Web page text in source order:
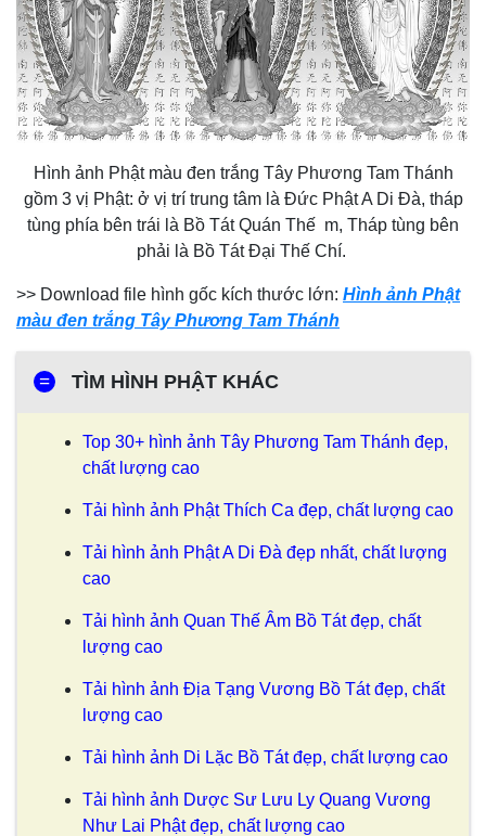
Hình ảnh Phật màu đen trắng Tây Phương Tam Thánh
gồm 3 vị Phật: ở vị trí trung tâm là Đức Phật A Di Đà, tháp
tùng phía bên trái là Bồ Tát Quán Thế m, Tháp tùng bên
phải là Bồ Tát Đại Thế Chí.
>> Download file hình gốc kích thước lớn: Hình ảnh Phật
màu đen trắng Tây Phương Tam Thánh
= TÌM HÌNH PHẬT KHÁC
Top 30+ hình ảnh Tây Phương Tam Thánh đẹp,
chất lượng cao
Tải hình ảnh Phật Thích Ca đẹp, chất lượng cao
Tải hình ảnh Phật A Di Đà đẹp nhất, chất lượng
cao
Tải hình ảnh Quan Thế Âm Bồ Tát đẹp, chất
lượng cao
Tải hình ảnh Địa Tạng Vương Bồ Tát đẹp, chất
lượng cao
Tải hình ảnh Di Lặc Bồ Tát đẹp, chất lượng cao
Tải hình ảnh Dược Sư Lưu Ly Quang Vương
Như Lai Phật đẹp, chất lượng cao